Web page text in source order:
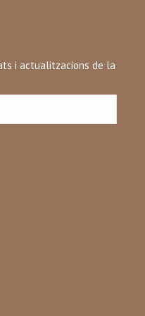
i actualitzacions de la